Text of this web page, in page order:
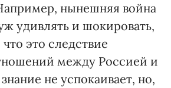
нынешняя война
удивлять и шокировать,
это следствие
между Россией и
не успокаивает, но,